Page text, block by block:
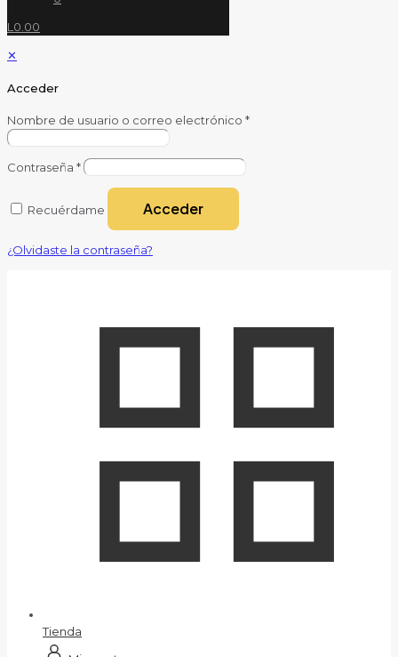
L0.00
✕
Acceder
Nombre de usuario o correo electrónico *
Contraseña *
Recuérdame Acceder
¿Olvidaste la contraseña?
Tienda